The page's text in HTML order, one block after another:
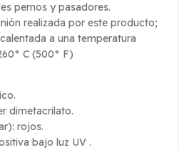
pernos y pasadores.
realizada por este producto;
a una temperatura
C (500° F)
dimetacrilato.
rojos.
bajo luz UV .